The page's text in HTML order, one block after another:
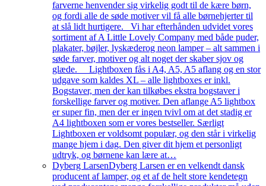
farverne henvender sig virkelig godt til de kære børn,
og fordi alle de søde motiver vil få alle børnehjerter til
at slå lidt hurtigere. Vi har efterhånden udvidet vores
sortiment af A Little Lovely Company med både puder,
plakater, bøjler, lyskæderog neon lamper – alt sammen i
søde farver, motiver og alt noget der skaber sjov og
glæde. Lightboxen fås i A4, A5, A5 aflang og en stor
udgave som kaldes XL – alle lightboxes er inkl.
Bogstaver, men der kan tilkøbes ekstra bogstaver i
forskellige farver og motiver. Den aflange A5 lightbox
er super fin, men der er ingen tvivl om at det stadig er
A4 lightboxen som er vores bestseller. Særligt
Lightboxen er voldsomt populær, og den står i virkelig
mange hjem i dag. Den giver dit hjem et personligt
udtryk, og børnene kan lære at…
Dyberg LarsenDyberg Larsen er en velkendt dansk
producent af lamper, og et af de helt store kendetegn